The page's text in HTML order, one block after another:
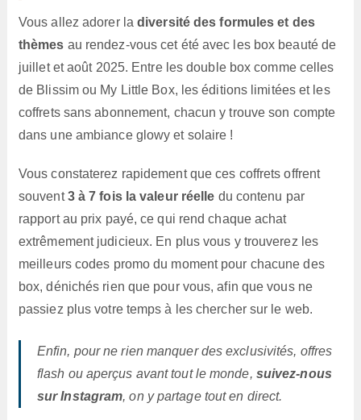
Vous allez adorer ladiversité des formules et des
thèmes au rendez-vous cet été avec les box beauté de
juillet et août 2025. Entre les double box comme celles
de Blissim ou My Little Box, les éditions limitées et les
coffrets sans abonnement, chacun y trouve son compte
dans une ambiance glowy et solaire !
Vous constaterez rapidement que ces coffrets offrent
souvent3 à 7 fois la valeur réelle du contenu par
rapport au prix payé, ce qui rend chaque achat
extrêmement judicieux. En plus vous y trouverez les
meilleurs codes promo du moment pour chacune des
box, dénichés rien que pour vous, afin que vous ne
passiez plus votre temps à les chercher sur le web.
Enfin, pour ne rien manquer des exclusivités, offres
flash ou aperçus avant tout le monde, suivez-nous
sur Instagram, on y partage tout en direct.